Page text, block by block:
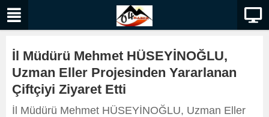
İl Müdürü Mehmet HÜSEYİNOĞLU,
Uzman Eller Projesinden Yararlanan
Çiftçiyi Ziyaret Etti
İl Müdürü Mehmet HÜSEYİNOĞLU, Uzman Eller